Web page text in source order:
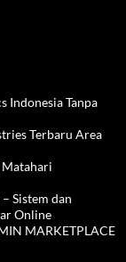
Indonesia Tanpa
Terbaru Area
Matahari
Sistem dan
Online
MARKETPLACE